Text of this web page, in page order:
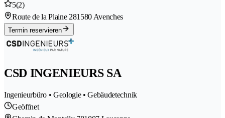
5(2)
Route de la Plaine 281580 Avenches
Termin reservieren
CSD INGENIEURS SA
Ingenieurbüro • Geologie • Gebäudetechnik
Geöffnet